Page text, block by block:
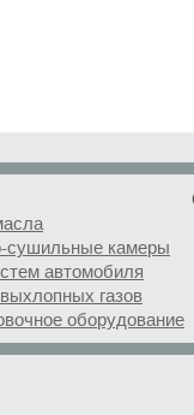
сушильные камеры
автомобиля
газов
оборудование